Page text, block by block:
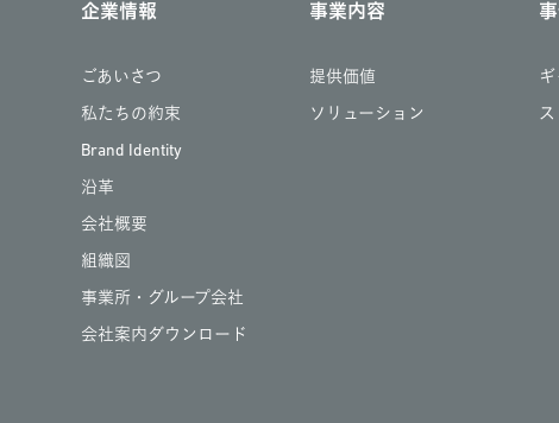
企業情報
ごあいさつ
私たちの約束
Brand Identity
沿革
会社概要
組織図
事業所・グループ会社
会社案内ダウンロード
事業内容
提供価値
ソリューション ス